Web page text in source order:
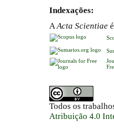
Indexações:
AActa Scientiae
Todos os
Atribuição 4.0